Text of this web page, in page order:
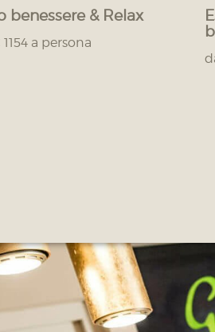
benessere & Relax
a persona